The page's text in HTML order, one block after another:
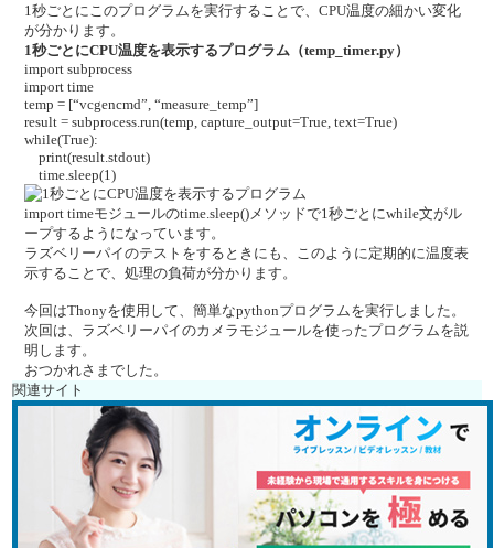
1秒ごとにこのプログラムを実行することで、CPU温度の細かい変化
が分かります。
1秒ごとにCPU温度を表示するプログラム（temp_timer.py）
import subprocess
import time
temp = [“vcgencmd”, “measure_temp”]
result = subprocess.run(temp, capture_output=True, text=True)
while(True):
print(result.stdout)
time.sleep(1)
import timeモジュールのtime.sleep()メソッドで1秒ごとにwhile文がル
ープするようになっています。
ラズベリーパイのテストをするときにも、このように定期的に温度表
示することで、処理の負荷が分かります。
今回はThonyを使用して、簡単なpythonプログラムを実行しました。
次回は、ラズベリーパイのカメラモジュールを使ったプログラムを説
明します。
おつかれさまでした。
関連サイト